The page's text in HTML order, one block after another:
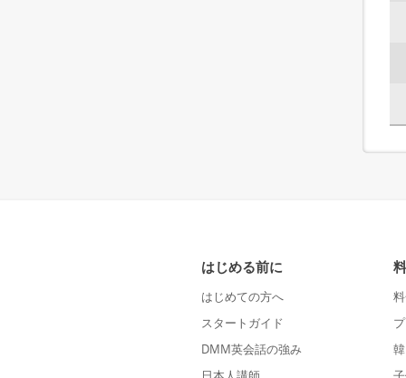
はじめる前に
はじめての方へ
スタートガイド
DMM英会話の強み